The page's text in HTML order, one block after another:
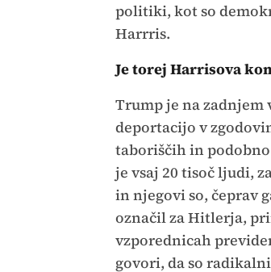
politiki, kot so
Harrris.
Je torej Harrisova
Trump je na zadnjem
deportacijo v
taboriščih in
je vsaj 20 tisoč ljudi,
in njegovi so, čeprav
označil za Hitlerja,
vzporednicah
govori, da so